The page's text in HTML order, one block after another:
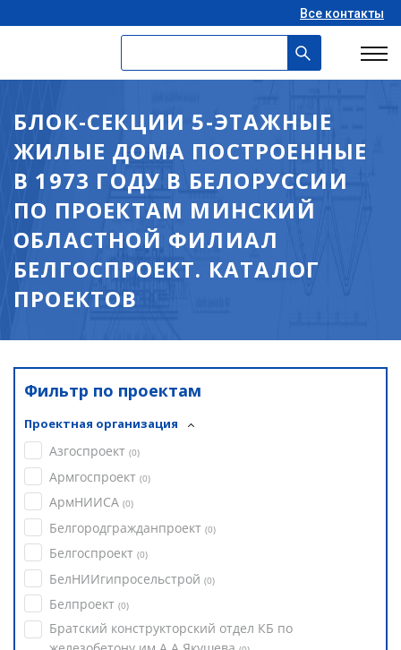
Все контакты
БЛОК-СЕКЦИИ 5-ЭТАЖНЫЕ
ЖИЛЫЕ ДОМА ПОСТРОЕННЫЕ
В 1973 ГОДУ В БЕЛОРУССИИ
ПО ПРОЕКТАМ МИНСКИЙ
ОБЛАСТНОЙ ФИЛИАЛ
БЕЛГОСПРОЕКТ. КАТАЛОГ
ПРОЕКТОВ
Фильтр по проектам
Проектная организация
Азгоспроект (0)
Армгоспроект (0)
АрмНИИСА (0)
Белгородгражданпроект (0)
Белгоспроект (0)
БелНИИгипросельстрой (0)
Белпроект (0)
Братский конструкторский отдел КБ по